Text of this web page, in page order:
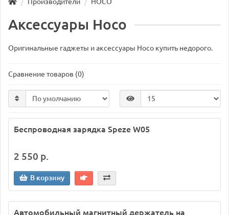
Аксессуары Hoco
Оригинальные гаджеты и аксессуары Hoco купить недорого.
Сравнение товаров (0)
Беспроводная зарядка Speze W05
2 550 р.
В корзину
Автомобильный магнитный держатель на